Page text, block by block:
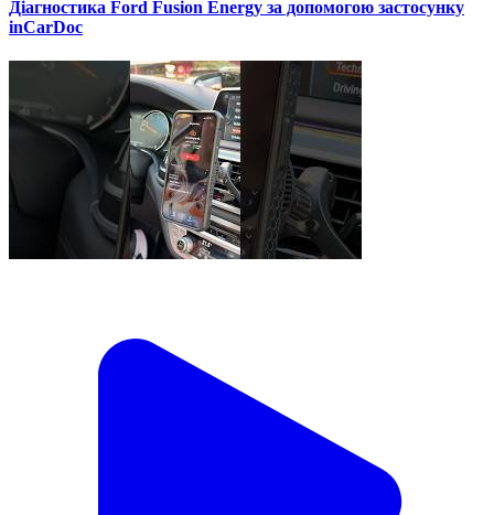
Діагностика Ford Fusion Energy за допомогою застосунку
inCarDoc